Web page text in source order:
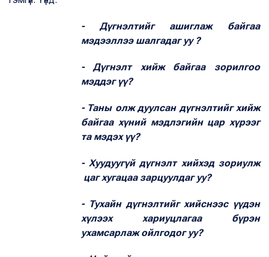
- Дүгнэлтийг ашиглаж байгаа
мэдээллээ шалгадаг уу ?
- Дүгнэлт хийж байгаа зорилгоо
мэддэг үү?
- Таны олж дуулсан дүгнэлтийг хийж
байгаа хүний мэдлэгийн цар хүрээг
та мэдэх үү?
- Хуудуугүй дүгнэлт хийхэд зориулж
цаг хугацаа зарцуулдаг уу?
- Тухайн дүгнэлтийг хийснээс үүдэн
хүлээх хариуцлагаа бүрэн
ухамсарлаж ойлгодог уу?